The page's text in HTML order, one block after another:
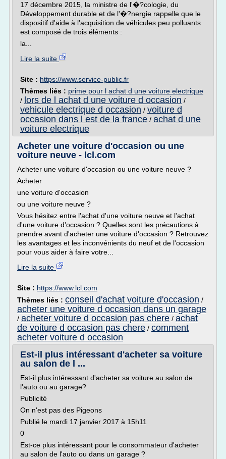
17 décembre 2015, la ministre de l'�?cologie, du
Développement durable et de l'�?nergie rappelle que le
dispositif d'aide à l'acquisition de véhicules peu polluants
est composé de trois éléments :
la...
Lire la suite
Site : https://www.service-public.fr
Thèmes liés : prime pour l achat d une voiture electrique
/ lors de l achat d une voiture d occasion /
vehicule electrique d occasion / voiture d
occasion dans l est de la france / achat d une
voiture electrique
Acheter une voiture d'occasion ou une
voiture neuve - lcl.com
Acheter une voiture d'occasion ou une voiture neuve ?
Acheter
une voiture d'occasion
ou une voiture neuve ?
Vous hésitez entre l'achat d'une voiture neuve et l'achat
d'une voiture d'occasion ? Quelles sont les précautions à
prendre avant d'acheter une voiture d'occasion ? Retrouvez
les avantages et les inconvénients du neuf et de l'occasion
pour vous aider à faire votre...
Lire la suite
Site : https://www.lcl.com
Thèmes liés : conseil d'achat voiture d'occasion /
acheter une voiture d occasion dans un garage
/ acheter voiture d occasion pas chere / achat
de voiture d occasion pas chere / comment
acheter voiture d occasion
Est-il plus intéressant d'acheter sa voiture
au salon de l ...
Est-il plus intéressant d'acheter sa voiture au salon de
l'auto ou au garage?
Publicité
On n'est pas des Pigeons
Publié le mardi 17 janvier 2017 à 15h11
0
Est-ce plus intéressant pour le consommateur d'acheter
au salon de l'auto ou dans un garage ?